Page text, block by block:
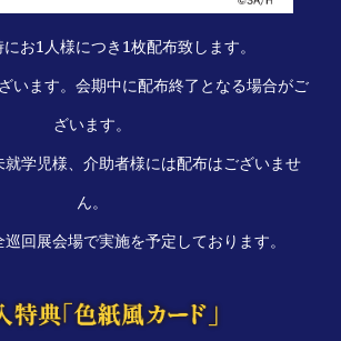
お1人様につき1枚配布致します。
います。会期中に配布終了となる場合がご
ざいます。
学児様、介助者様には配布はございませ
ん。
回展会場で実施を予定しております。